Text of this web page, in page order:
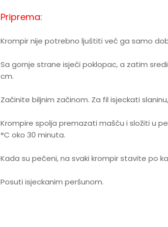
Priprema:
Krompir nije potrebno ljuštiti već ga samo
Sa gornje strane isjeći poklopac, a zatim
cm.
Začinite biljnim začinom. Za fil isjeckati
Krompire spolja premazati mašću i složiti u
°C oko 30 minuta.
Kada su pečeni, na svaki krompir stavite po
Posuti isjeckanim peršunom.